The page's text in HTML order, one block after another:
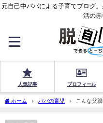
元自己中パパによる子育てブログ
活の
人気記事 プロフィール
ホーム パパの育児
こんな父
考える